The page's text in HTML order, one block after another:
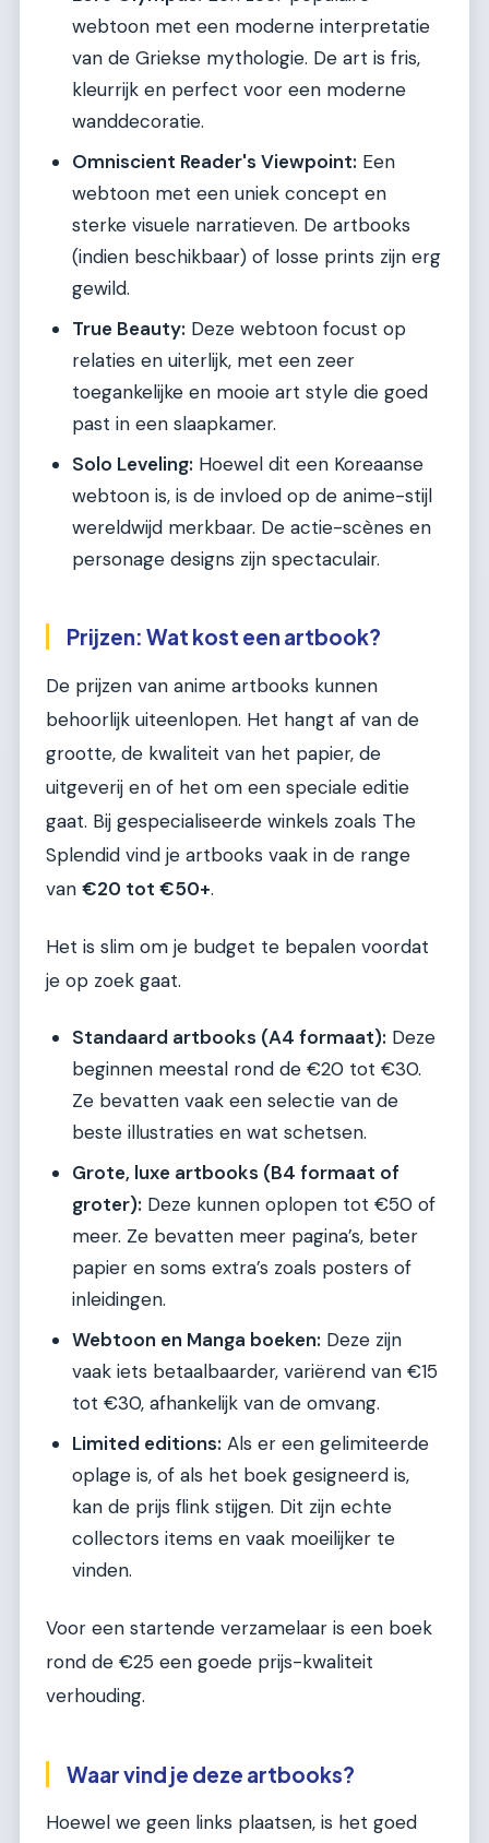
webtoon met een moderne interpretatie
van de Griekse mythologie. De art is fris,
kleurrijk en perfect voor een moderne
wanddecoratie.
Omniscient Reader's Viewpoint: Een
webtoon met een uniek concept en
sterke visuele narratieven. De artbooks
(indien beschikbaar) of losse prints zijn erg
gewild.
True Beauty: Deze webtoon focust op
relaties en uiterlijk, met een zeer
toegankelijke en mooie art style die goed
past in een slaapkamer.
Solo Leveling: Hoewel dit een Koreaanse
webtoon is, is de invloed op de anime-stijl
wereldwijd merkbaar. De actie-scènes en
personage designs zijn spectaculair.
Prijzen: Wat kost een artbook?
De prijzen van anime artbooks kunnen
behoorlijk uiteenlopen. Het hangt af van de
grootte, de kwaliteit van het papier, de
uitgeverij en of het om een speciale editie
gaat. Bij gespecialiseerde winkels zoals The
Splendid vind je artbooks vaak in de range
van €20 tot €50+.
Het is slim om je budget te bepalen voordat
je op zoek gaat.
Standaard artbooks (A4 formaat): Deze
beginnen meestal rond de €20 tot €30.
Ze bevatten vaak een selectie van de
beste illustraties en wat schetsen.
Grote, luxe artbooks (B4 formaat of
groter): Deze kunnen oplopen tot €50 of
meer. Ze bevatten meer pagina’s, beter
papier en soms extra’s zoals posters of
inleidingen.
Webtoon en Manga boeken: Deze zijn
vaak iets betaalbaarder, variërend van €15
tot €30, afhankelijk van de omvang.
Limited editions: Als er een gelimiteerde
oplage is, of als het boek gesigneerd is,
kan de prijs flink stijgen. Dit zijn echte
collectors items en vaak moeilijker te
vinden.
Voor een startende verzamelaar is een boek
rond de €25 een goede prijs-kwaliteit
verhouding.
Waar vind je deze artbooks?
Hoewel we geen links plaatsen, is het goed